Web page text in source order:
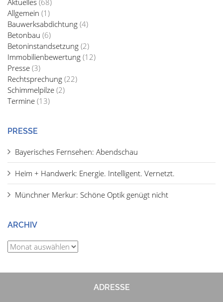
Allgemein (1)
Bauwerksabdichtung (4)
Betonbau (6)
Betoninstandsetzung (2)
Immobilienbewertung (12)
Presse (3)
Rechtsprechung (22)
Schimmelpilze (2)
Termine (13)
PRESSE
Bayerisches Fernsehen: Abendschau
Heim + Handwerk: Energie. Intelligent. Vernetzt.
Münchner Merkur: Schöne Optik genügt nicht
ARCHIV
Archiv
ADRESSE